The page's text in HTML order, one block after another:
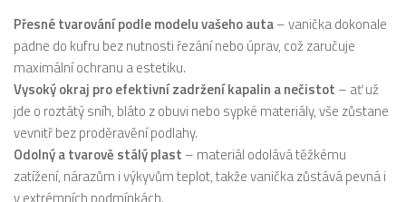
Přesné tvarování podle modelu vašeho auta– vanička dokonale
padne do kufru bez nutnosti řezání nebo úprav, což zaručuje
maximální ochranu a estetiku.
Vysoký okraj pro efektivní zadržení kapalin a nečistot – ať už
jde o roztátý sníh, bláto z obuvi nebo sypké materiály, vše zůstane
vevnitř bez proděravění podlahy.
Odolný a tvarově stálý plast – materiál odolává těžkému
zatížení, nárazům i výkyvům teplot, takže vanička zůstává pevná i